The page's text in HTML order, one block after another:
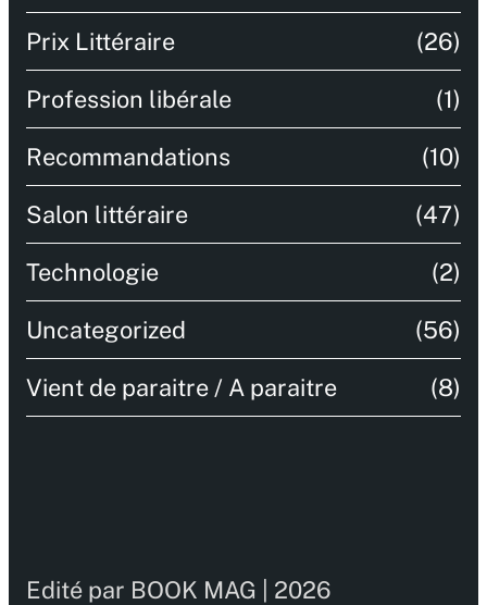
Prix Littéraire (26)
Profession libérale (1)
Recommandations (10)
Salon littéraire (47)
Technologie (2)
Uncategorized (56)
Vient de paraitre / A paraitre (8)
Edité par BOOK MAG | 2026